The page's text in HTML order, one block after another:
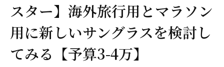
スター】海外旅行用とマラソン
用に新しいサングラスを検討し
てみる【予算3-4万】